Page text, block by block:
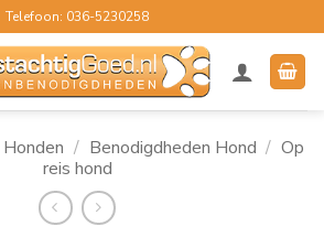
Telefoon: 036-5230258
Honden / Benodigdheden Hond / Op
reis hond